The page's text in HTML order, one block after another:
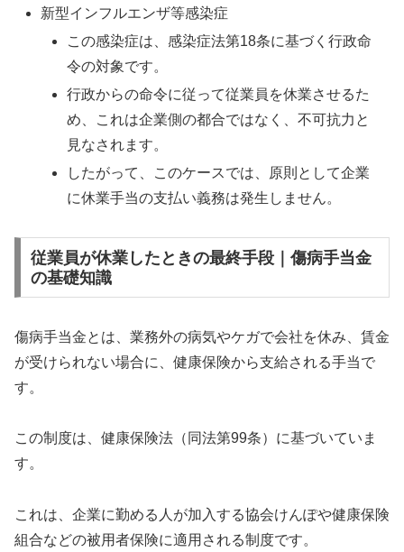
新型インフルエンザ等感染症
この感染症は、感染症法第18条に基づく行政命
令の対象です。
行政からの命令に従って従業員を休業させるた
め、これは企業側の都合ではなく、不可抗力と
見なされます。
したがって、このケースでは、原則として企業
に休業手当の支払い義務は発生しません。
従業員が休業したときの最終手段｜傷病手当金
の基礎知識
傷病手当金とは、業務外の病気やケガで会社を休み、賃金
が受けられない場合に、健康保険から支給される手当で
す。
この制度は、健康保険法（同法第99条）に基づいていま
す。
これは、企業に勤める人が加入する協会けんぽや健康保険
組合などの被用者保険に適用される制度です。